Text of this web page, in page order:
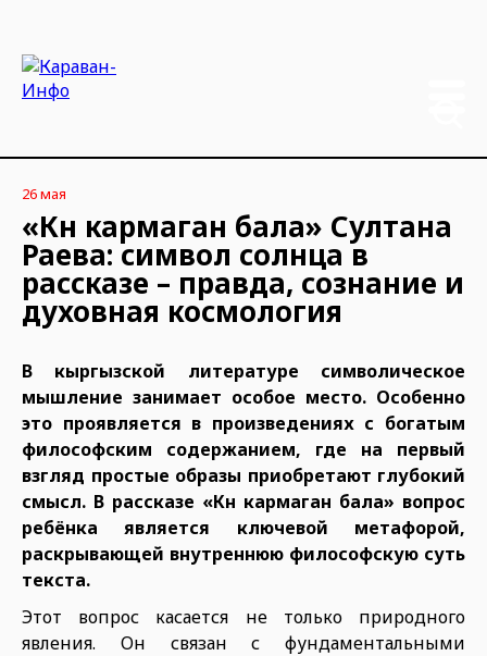
26 мая
«Күн кармаган бала» Султана
Раева: символ солнца в
рассказе – правда, сознание и
духовная космология
В кыргызской литературе символическое
мышление занимает особое место. Особенно
это проявляется в произведениях с богатым
философским содержанием, где на первый
взгляд простые образы приобретают глубокий
смысл. В рассказе «Күн кармаган бала» вопрос
ребёнка является ключевой метафорой,
раскрывающей внутреннюю философскую суть
текста.
Этот вопрос касается не только природного
явления. Он связан с фундаментальными